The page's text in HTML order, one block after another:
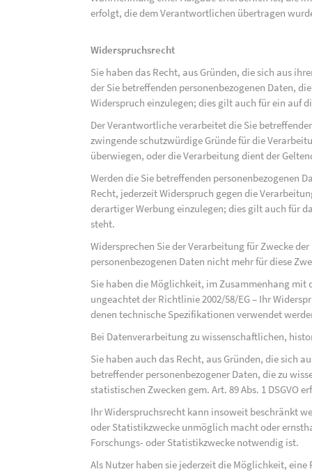
erfolgt, die dem Verantwortlichen übertragen
Widerspruchsrecht
Sie haben das Recht, aus Gründen, die sich aus
der Sie betreffenden personenbezogenen Daten,
Widerspruch einzulegen; dies gilt auch für ein auf
Der Verantwortliche verarbeitet die Sie
zwingende schutzwürdige Gründe für die
überwiegen, oder die Verarbeitung dient der
Werden die Sie betreffenden personenbezogenen
Recht, jederzeit Widerspruch gegen die
derartiger Werbung einzulegen; dies gilt auch für
steht.
Widersprechen Sie der Verarbeitung für Zwecke
personenbezogenen Daten nicht mehr für diese
Sie haben die Möglichkeit, im Zusammenhang
ungeachtet der Richtlinie 2002/58/EG – Ihr
denen technische Spezifikationen verwendet
Bei Datenverarbeitung zu wissenschaftlichen,
Sie haben auch das Recht, aus Gründen, die sich
betreffender personenbezogener Daten, die zu
statistischen Zwecken gem. Art. 89 Abs. 1 DSGVO
Ihr Widerspruchsrecht kann insoweit beschränkt
oder Statistikzwecke unmöglich macht oder
Forschungs- oder Statistikzwecke notwendig ist.
Als Nutzer haben sie jederzeit die Möglichkeit,